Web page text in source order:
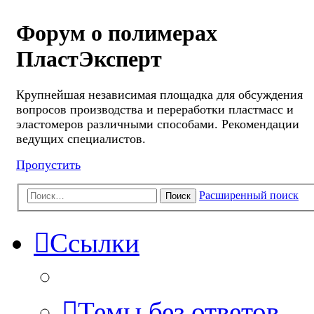
Форум о полимерах
ПластЭксперт
Крупнейшая независимая площадка для обсуждения
вопросов производства и переработки пластмасс и
эластомеров различными способами. Рекомендации
ведущих специалистов.
Пропустить
Поиск Расширенный поиск
Ссылки